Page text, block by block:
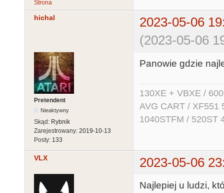
Strona
hichal
2023-05-06
(2023-05-06
Pretendent
Nieaktywny
Skąd: Rybnik
Zarejestrowany: 2019-10-13
Posty: 133
Panowie gdzie
130XE + VBXE /
AVG CART / XF551
1040STFM / 520ST
VLX 2023-05-06
Najlepiej u ludzi,